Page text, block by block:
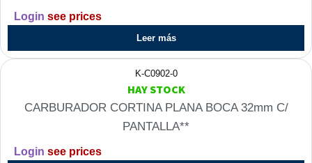
Login see prices
Leer más
K-C0902-0
HAY STOCK
CARBURADOR CORTINA PLANA BOCA 32mm C/
PANTALLA**
Login see prices